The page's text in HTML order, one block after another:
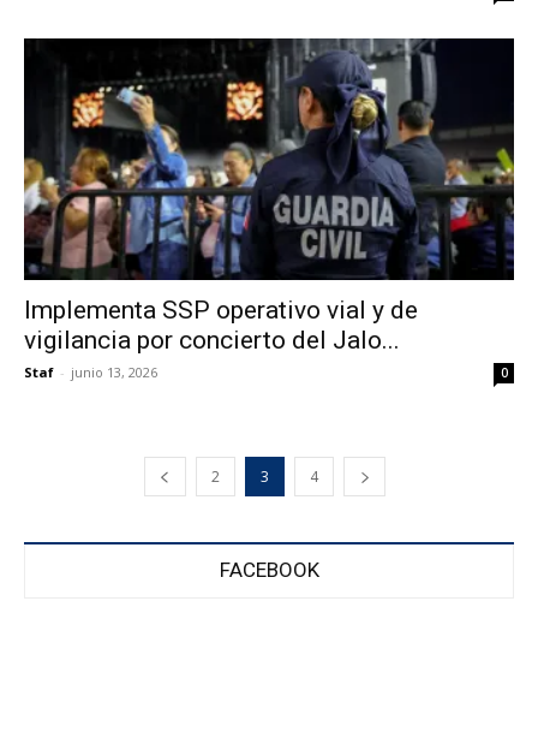
Implementa SSP operativo vial y de
vigilancia por concierto del Jalo...
Staf - junio 13, 2026 0
2 3 4
FACEBOOK